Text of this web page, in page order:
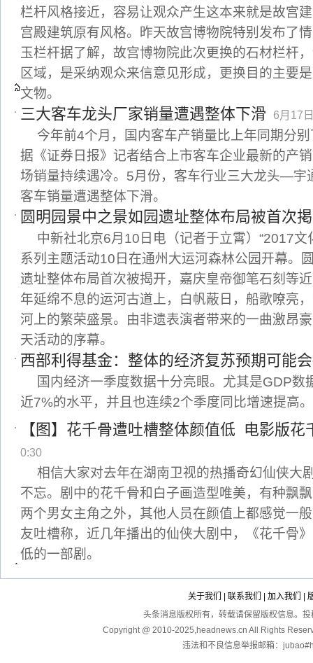
栏杆风格接近，容易让观众产生这本来就是故宫
宫殿建筑原有风格。昨天故宫博物院特别发布了
玉栏杆据了解，故宫博物院此次更换的石材栏杆
区域，是采纳观众来信意见形成，更换目的主要
文物。
三大客车龙头厂家销量遭遇整体下滑 6月17
今年前4个月，国内客车产销量比上年同期分
据《证券日报》记者结合上市客车企业最新的产
场销量持续遇冷。5月份，客车行业三大龙头—宇
客车销量遭遇整体下滑。
圆明园景中之景如园遗址整体布局被首次
中新社北京6月10日电（记者于立霄）“2017文
系列主题活动10日在通州大运河森林公园开幕
遗址整体布局首次被揭开，嘉庆皇帝御笔石刻等
年延绵不息的运河古道上，白帆蔽日，船歌嘹亮
河上的繁荣盛景。由非遗表演者带来的一曲激昂
天活动的序幕。
西部利得基金：整体的经济复苏预期可能
国内经济一季度数据十分亮眼。尤其是GDP数
近7%的水平，并且也连续2个季度同比增速提高。
【图】花千骨遭吐槽整体颜值低 电影版花
0:30
相信大家对去年在湖南卫视的热播奇幻仙侠大
不忘。剧中的花千骨和白子画造型唯美，有种飘
两个男女主角之外，其他人员在颜值上都感觉一
友吐槽称，近几年播出的仙侠大剧中，《花千骨
低的一部剧。
关于我们 联系我们 加入我们
头条消息版权所有，转载请保留版权信息。
Copyright @ 2010-2025,headnews.cn All Rights
违法和不良信息举报邮箱：